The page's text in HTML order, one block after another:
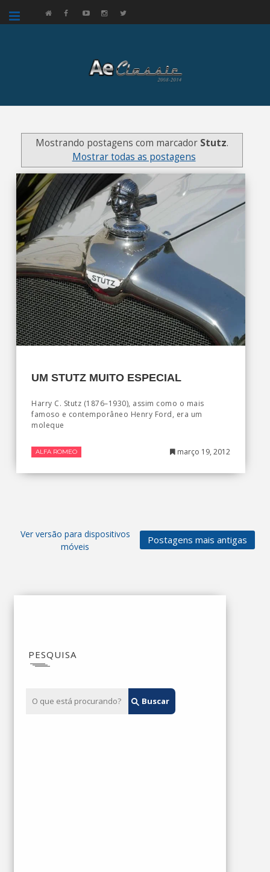
Mostrando postagens com marcador Stutz.
Mostrar todas as postagens
UM STUTZ MUITO ESPECIAL
Harry C. Stutz (1876–1930), assim como o mais
famoso e contemporâneo Henry Ford, era um
moleque
ALFA ROMEO março 19, 2012
Postagens mais antigas
Ver versão para dispositivos
móveis
PESQUISA